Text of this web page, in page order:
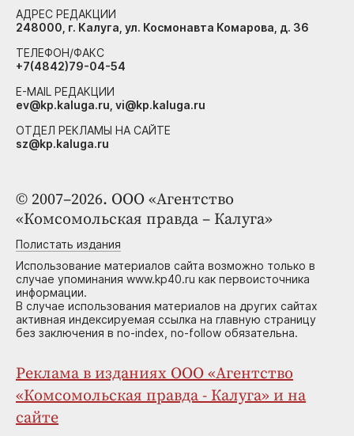
© 2007–2026. ООО «Агентство
«Комсомольская правда – Калуга»
Полистать издания
Использование материалов сайта возможно только в
случае упоминания www.kp40.ru как первоисточника
информации.
В случае использования материалов на других сайтах
активная индексируемая ссылка на главную страницу
без заключения в no-index, no-follow обязательна.
Реклама в изданиях ООО «Агентство
«Комсомольская правда - Калуга» и на
сайте
АДРЕС РЕДАКЦИИ
248000, г. Калуга, ул. Космонавта Комарова, д. 36
ТЕЛЕФОН/ФАКС
+7(4842)79-04-54
E-MAIL РЕДАКЦИИ
ev@kp.kaluga.ru, vi@kp.kaluga.ru
ОТДЕЛ РЕКЛАМЫ НА САЙТЕ
sz@kp.kaluga.ru